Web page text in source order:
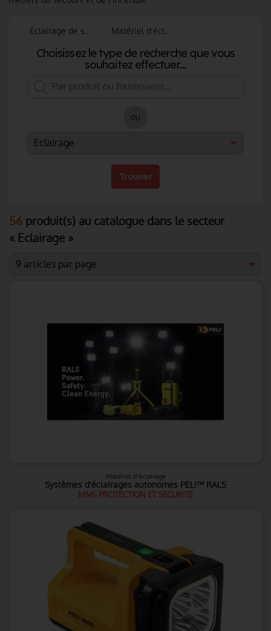
Eclairage de sécurité Matériel d'éclairage
Choisissez le type de recherche que vous
souhaitez effectuer...
ou
Trouver
56 produit(s) au catalogue dans le secteur
« Eclairage »
Matériel d'éclairage
Systèmes d'éclairages autonomes PELI™ RALS
MMF PROTECTION ET SÉCURITÉ